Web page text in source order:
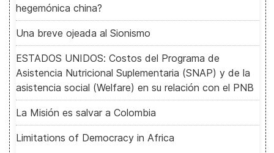
hegemónica china?
Una breve ojeada al Sionismo
ESTADOS UNIDOS: Costos del Programa de
Asistencia Nutricional Suplementaria (SNAP) y de la
asistencia social (Welfare) en su relación con el PNB
La Misión es salvar a Colombia
Limitations of Democracy in Africa